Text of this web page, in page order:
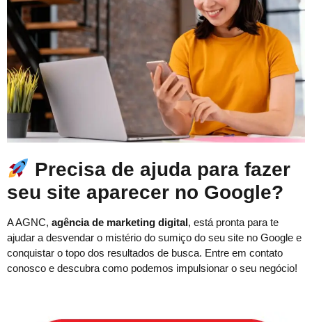
Precisa de ajuda para fazer
seu site aparecer no Google?
A AGNC, agência de marketing digital, está pronta para te
ajudar a desvendar o mistério do sumiço do seu site no Google e
conquistar o topo dos resultados de busca. Entre em contato
conosco e descubra como podemos impulsionar o seu negócio!